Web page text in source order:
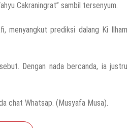
Cakraningrat” sambil tersenyum.
menyangkut prediksi dalang Ki Ilham
Dengan nada bercanda, ia justru
chat Whatsap. (Musyafa Musa).